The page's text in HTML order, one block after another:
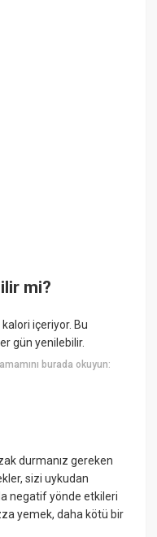
mi?
içeriyor. Bu
gün yenilebilir.
burada okuyun:
durmanız gereken
sizi uykudan
da negatif yönde etkileri
yemek, daha kötü bir